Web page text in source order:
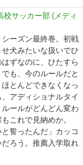
校サッカー部 (メディ
ーズン最終巻。初戦
犬みたいな扱いでひ
ずなのに、ひたすら
も、今のルールだと
とんどできなくなっ
アディショナルタイ
ールがどんどん変わ
これで見納めか。
誓ったんだ」カッコ
ろう。推薦入学取れ